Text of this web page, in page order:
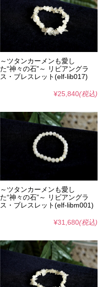
～ツタンカーメンも愛し
た“神々の石”～ リビアングラ
ス・ブレスレット(elf-lib017)
¥25,840(税込)
～ツタンカーメンも愛し
た“神々の石”～ リビアングラ
ス・ブレスレット(elf-libm001)
¥31,680(税込)